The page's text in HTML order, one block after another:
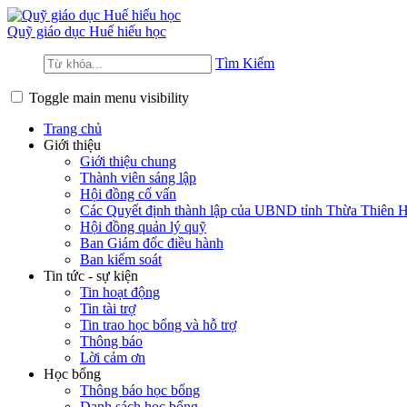
Quỹ giáo dục Huế hiếu học
Tìm Kiếm
Toggle main menu visibility
Trang chủ
Giới thiệu
Giới thiệu chung
Thành viên sáng lập
Hội đồng cố vấn
Các Quyết định thành lập của UBND tỉnh Thừa Thiên
Hội đồng quản lý quỹ
Ban Giám đốc điều hành
Ban kiểm soát
Tin tức - sự kiện
Tin hoạt động
Tin tài trợ
Tin trao học bổng và hỗ trợ
Thông báo
Lời cảm ơn
Học bổng
Thông báo học bổng